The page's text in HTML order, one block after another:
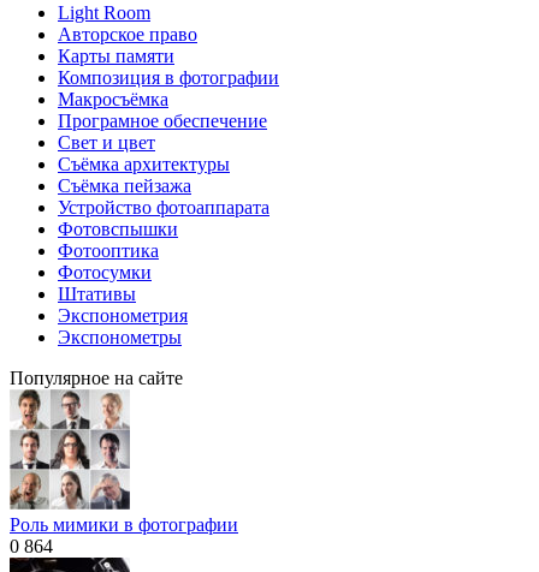
Light Room
Авторское право
Карты памяти
Композиция в фотографии
Макросъёмка
Програмное обеспечение
Свет и цвет
Съёмка архитектуры
Съёмка пейзажа
Устройство фотоаппарата
Фотовспышки
Фотооптика
Фотосумки
Штативы
Экспонометрия
Экспонометры
Популярное на сайте
Роль мимики в фотографии
0 864